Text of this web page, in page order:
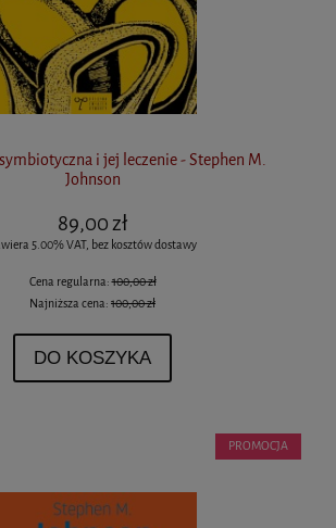
i jej leczenie - Stephen M.
Johnson
89,00 zł
5.00% VAT, bez kosztów dostawy
Cena regularna:100,00 zł
Najniższa cena: 100,00 zł
DO KOSZYKA
PROMOCJA